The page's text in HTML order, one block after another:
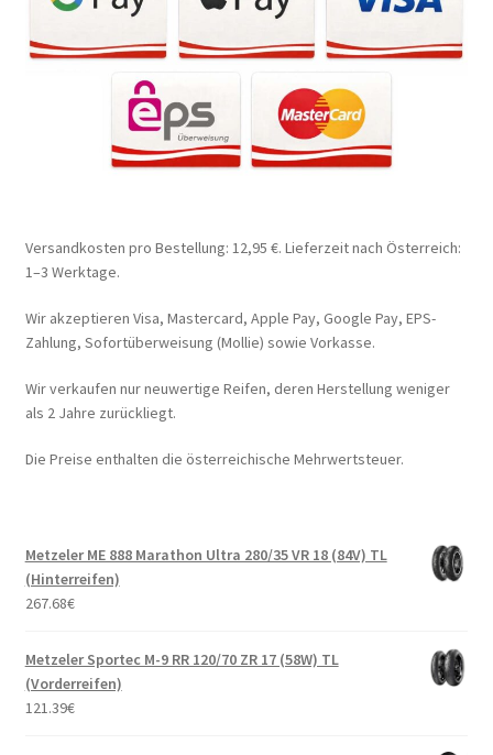
Versandkosten pro Bestellung: 12,95 €. Lieferzeit nach Österreich:
1–3 Werktage.
Wir akzeptieren Visa, Mastercard, Apple Pay, Google Pay, EPS-
Zahlung, Sofortüberweisung (Mollie) sowie Vorkasse.
Wir verkaufen nur neuwertige Reifen, deren Herstellung weniger
als 2 Jahre zurückliegt.
Die Preise enthalten die österreichische Mehrwertsteuer.
Metzeler ME 888 Marathon Ultra 280/35 VR 18 (84V) TL
(Hinterreifen)
267.68€
Metzeler Sportec M-9 RR 120/70 ZR 17 (58W) TL
(Vorderreifen)
121.39€